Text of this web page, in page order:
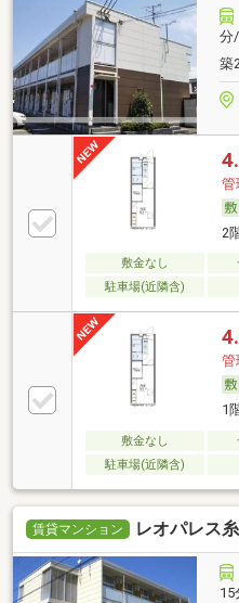
分
築
管
2
敷金なし
駐車場(近隣含)
管
1
敷金なし
駐車場(近隣含)
賃貸マンション レオパレス
15